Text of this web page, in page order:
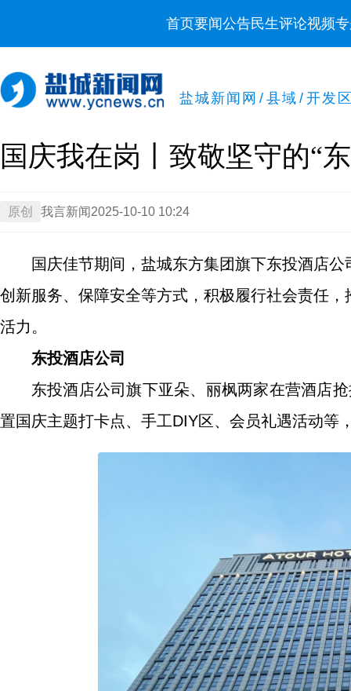
首页要闻公告民生评论视频
盐城新闻网 / 县域 / 开发
国庆我在岗丨致敬坚守的“
原创 我言新闻 2025-10-10 10:24
国庆佳节期间，盐城东方集团旗下东投酒店
创新服务、保障安全等方式，积极履行社会责任
活力。
东投酒店公司
东投酒店公司旗下亚朵、丽枫两家在营酒店
置国庆主题打卡点、手工DIY区、会员礼遇活动等